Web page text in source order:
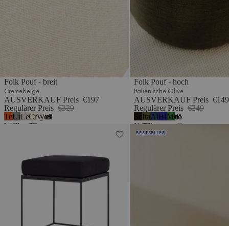
Folk Pouf - breit
Cremebeige
AUSVERKAUF Preis €197
Regulärer Preis €329
Terrakotta-
Wolle
Universelles
Grau
Lehmgrau
meliert
Cremebeige
Wolkenbeige Bouclé
5
Folk Pouf - hoch
Italienische Olive
AUSVERKAUF Preis €149
Regulärer Preis €249
Schwarze
Krawattenwolle
Italienische
Olive
Abendblau
Blaubeermousse
Moosgrün
5
BESTSELLER